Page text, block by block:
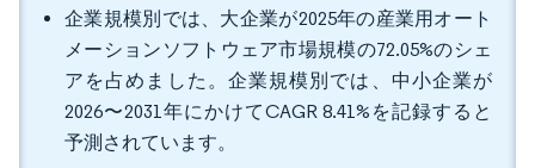
企業規模別では、大企業が2025年の産業用オート
メーションソフトウェア市場規模の72.05%のシェ
アを占めました。企業規模別では、中小企業が
2026〜2031年にかけてCAGR 8.41%を記録すると
予測されています。